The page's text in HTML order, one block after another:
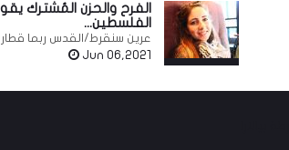
الفرح والحزن المُشترك
الفلسطين...
عرين سنقرط/القدس ربما
Jun 06,2021